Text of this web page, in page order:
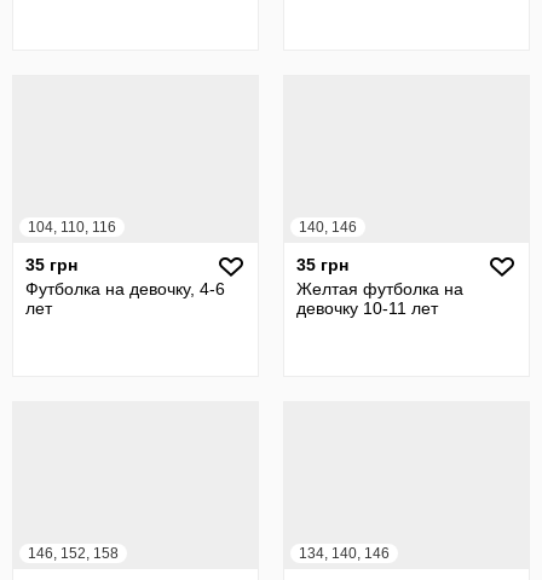
104, 110, 116
35 грн
Футболка на девочку, 4-6
лет
140, 146
35 грн
Желтая футболка на
девочку 10-11 лет
146, 152, 158 134, 140, 146